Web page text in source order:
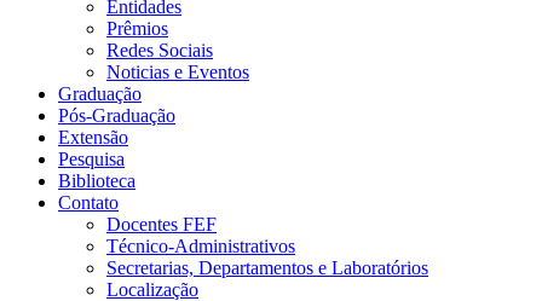
Entidades
Prêmios
Redes Sociais
Noticias e Eventos
Graduação
Pós-Graduação
Extensão
Pesquisa
Biblioteca
Contato
Docentes FEF
Técnico-Administrativos
Secretarias, Departamentos e Laboratórios
Localização